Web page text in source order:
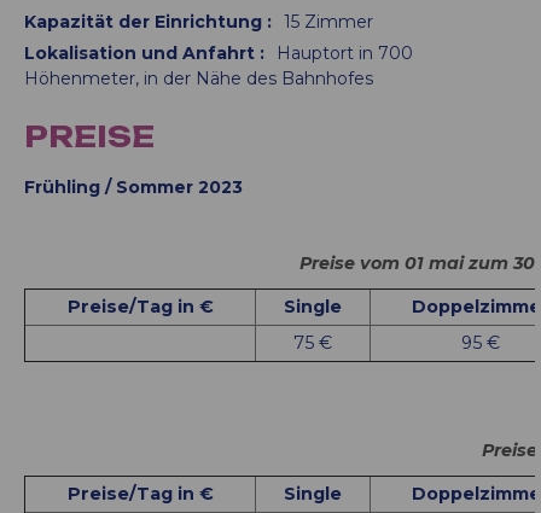
Kapazität der Einrichtung : 15 Zimmer
Lokalisation und Anfahrt :
Hauptort in 700
Höhenmeter in der Nähe des Bahnhofes
PREISE
Frühling / Sommer 2023
Preise vom 01 mai zum
Preise/Tag in €
Single
75 €
95 €
Preise/Tag in €
Single